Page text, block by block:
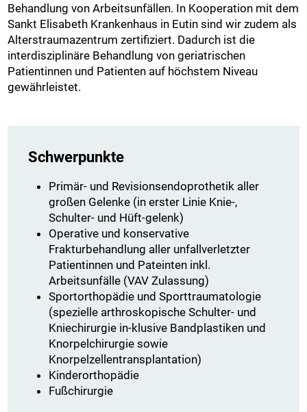
Behandlung von Arbeitsunfällen. In Kooperation mit dem
Sankt Elisabeth Krankenhaus in Eutin sind wir zudem als
Alterstraumazentrum zertifiziert. Dadurch ist die
interdisziplinäre Behandlung von geriatrischen
Patientinnen und Patienten auf höchstem Niveau
gewährleistet.
Schwerpunkte
Primär- und Revisionsendoprothetik aller
großen Gelenke (in erster Linie Knie-,
Schulter- und Hüft-gelenk)
Operative und konservative
Frakturbehandlung aller unfallverletzter
Patientinnen und Pateinten inkl.
Arbeitsunfälle (VAV Zulassung)
Sportorthopädie und Sporttraumatologie
(spezielle arthroskopische Schulter- und
Kniechirurgie in-klusive Bandplastiken und
Knorpelchirurgie sowie
Knorpelzellentransplantation)
Kinderorthopädie
Fußchirurgie